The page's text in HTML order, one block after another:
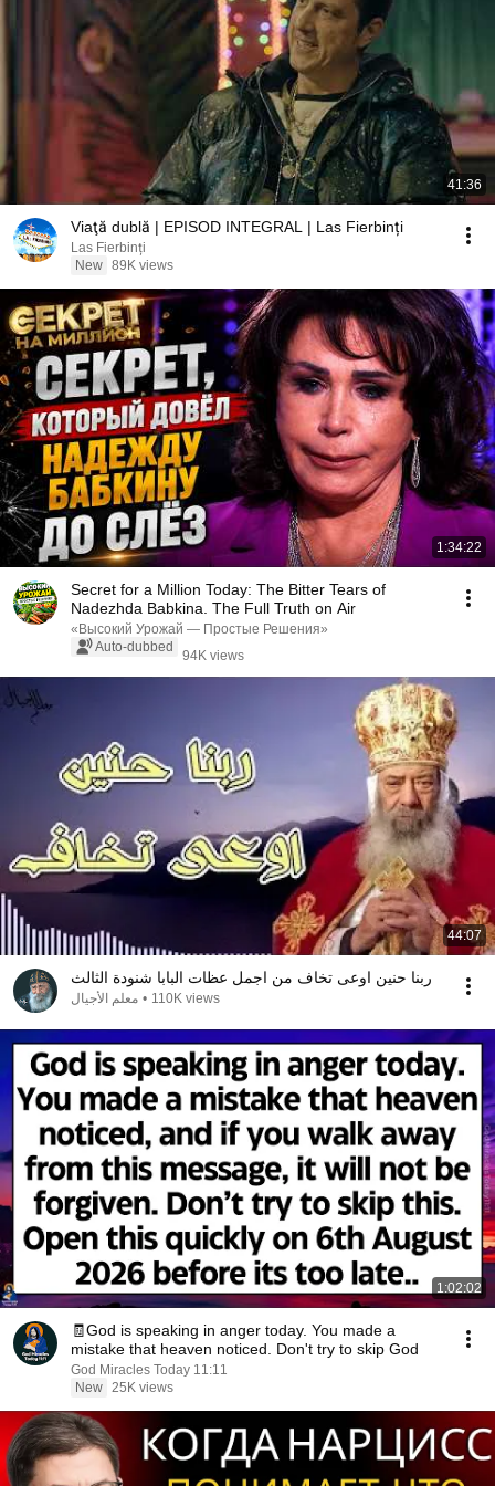
41:36
Viaţă dublă | EPISOD INTEGRAL | Las Fierbinți
Las Fierbinți
New 89K views
1:34:22
Secret for a Million Today: The Bitter Tears of
Nadezhda Babkina. The Full Truth on Air
«Высокий Урожай — Простые Решения»
Auto-dubbed
94K views
44:07
ربنا حنين اوعى تخاف من اجمل عظات البابا شنودة الثالث
معلم الأجيال • 110K views
1:02:02
🧾God is speaking in anger today. You made a
mistake that heaven noticed. Don't try to skip God
God Miracles Today 11:11
New 25K views